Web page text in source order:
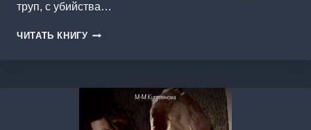
труп, с убийства…
ЧИТАТЬ КНИГУ ОДИН